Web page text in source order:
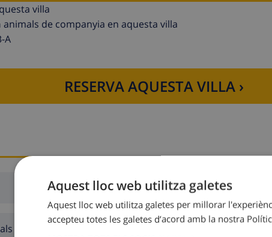
villa
animals de companyia en aquesta villa
A
RESERVA AQUESTA VILLA ›
Dormitori 2:1x Llit doble
Aquest lloc web utilitza galetes
Aquest lloc web utilitza galetes per millorar
accepteu totes les galetes d’acord amb la nostra